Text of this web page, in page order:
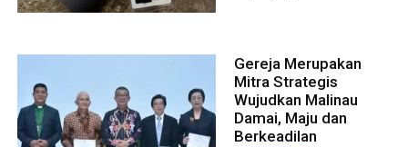
Gereja Merupakan
Mitra Strategis
Wujudkan Malinau
Damai, Maju dan
Berkeadilan